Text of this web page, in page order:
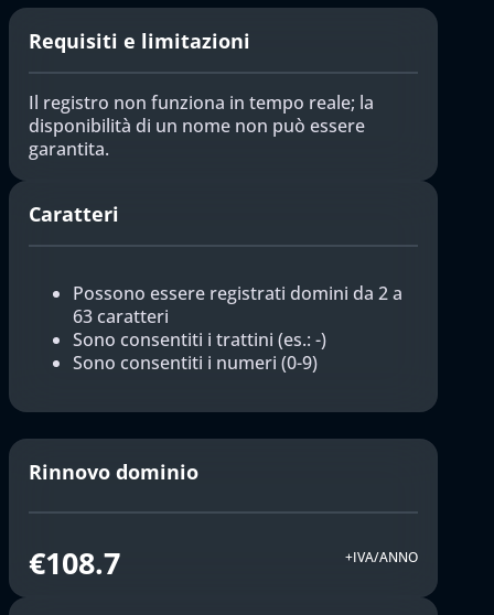
Requisiti e limitazioni
Il registro non funziona in tempo reale; la
disponibilità di un nome non può essere
garantita.
Caratteri
Possono essere registrati domini da 2 a
63 caratteri
Sono consentiti i trattini (es.: -)
Sono consentiti i numeri (0-9)
Rinnovo dominio
€108.7 +IVA/ANNO